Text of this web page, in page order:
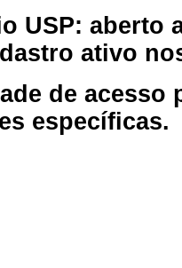
USP: aberto
ativo
de
específicas.